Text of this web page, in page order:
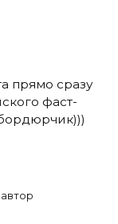
прямо сразу
фаст-
автор